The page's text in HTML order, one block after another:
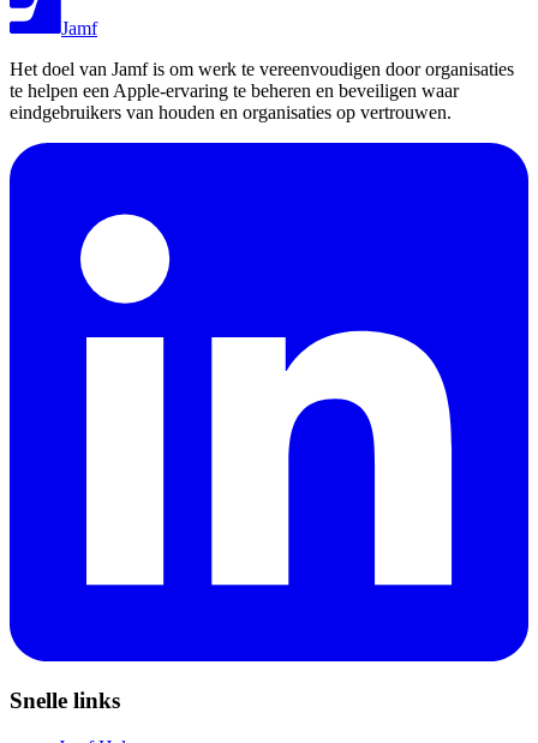
Jamf
Het doel van Jamf is om werk te vereenvoudigen door organisaties
te helpen een Apple-ervaring te beheren en beveiligen waar
eindgebruikers van houden en organisaties op vertrouwen.
Snelle links